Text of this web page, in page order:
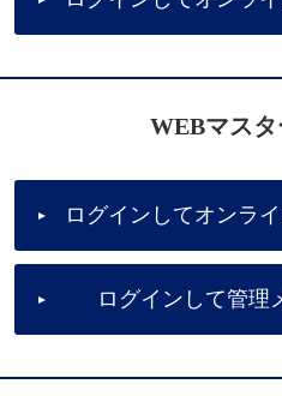
WEBマス
ログインしてオンラ
ログインして管理